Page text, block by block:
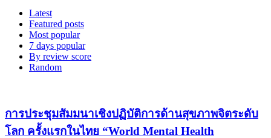
Latest
Featured posts
Most popular
7 days popular
By review score
Random
การประชุมสัมมนาเชิงปฏิบัติการด้านสุขภาพจิตระดับ
โลก ครั้งแรกในไทย “World Mental Health